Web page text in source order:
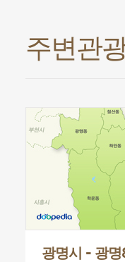
주변관
광명시 - 광